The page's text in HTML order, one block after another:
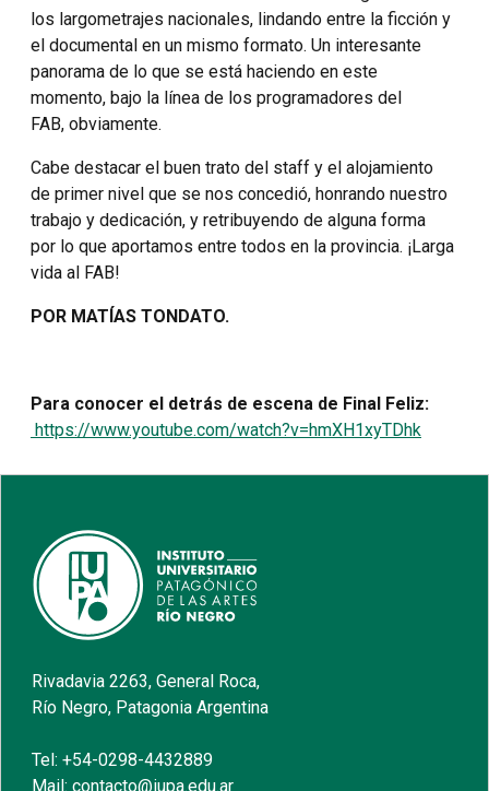
los largometrajes nacionales, lindando entre la ficción y
el documental en un mismo formato. Un interesante
panorama de lo que se está haciendo en este
momento, bajo la línea de los programadores del
FAB, obviamente.
Cabe destacar el buen trato del staff y el alojamiento
de primer nivel que se nos concedió, honrando nuestro
trabajo y dedicación, y retribuyendo de alguna forma
por lo que aportamos entre todos en la provincia. ¡Larga
vida al FAB!
POR MATÍAS TONDATO.
Para conocer el detrás de escena de Final Feliz:
https://www.youtube.com/watch?v=hmXH1xyTDhk
Rivadavia 2263, General Roca,
Río Negro, Patagonia Argentina
Tel: +54-0298-4432889
Mail: contacto@iupa.edu.ar